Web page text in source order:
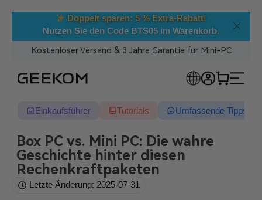
Doppelt sparen: 5 % Extra-Rabatt!
Nutzen Sie den Code BTS05 im Warenkorb.
Kostenloser Versand & 3 Jahre Garantie für Mini-PC
Einkaufsführer Tutorials Umfassende Tipps
Box PC vs. Mini PC: Die wahre
Geschichte hinter diesen
Rechenkraftpaketen
Letzte Änderung: 2025-07-31